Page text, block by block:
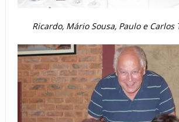
Ricardo, Mário Sousa, Paulo e Carlos